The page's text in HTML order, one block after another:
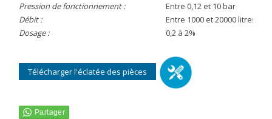
Pression de fonctionnement :
Entre 0,12 et 10 bar
Débit :
Entre 1000 et 20000 litres/h.
Dosage :
0,2 à 2%
Télécharger l'éclatée des pièces